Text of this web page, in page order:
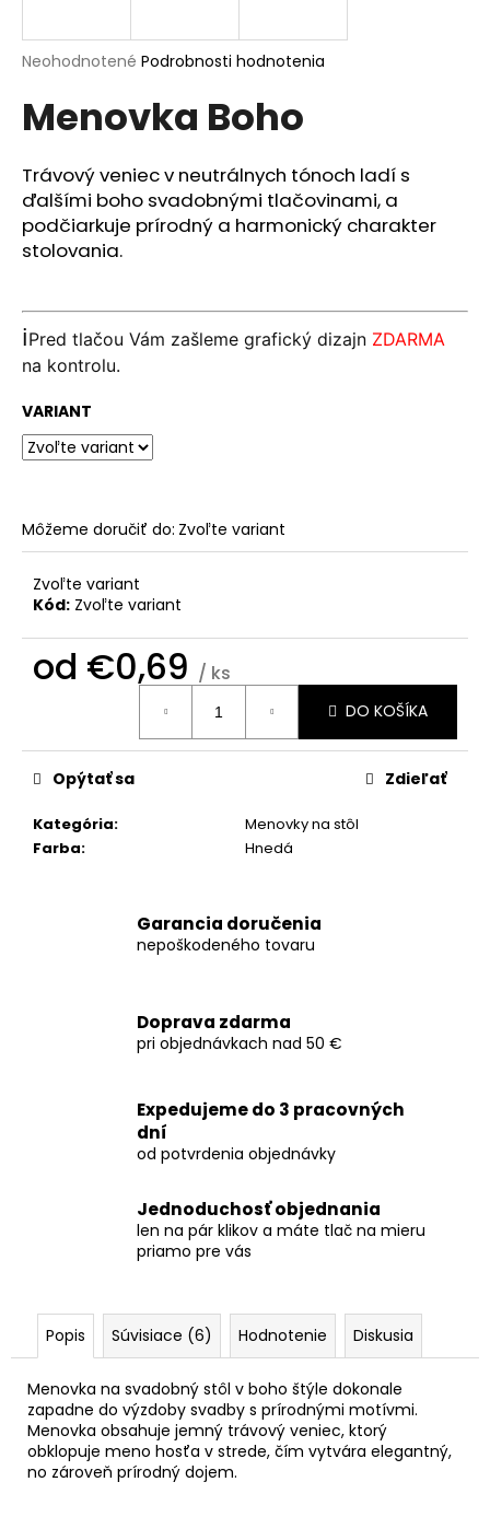
Priemerné
produktu
je
z
5
hviezdičiek.
Neohodnotené Podrobnosti hodnotenia
Menovka Boho
Trávový veniec v neutrálnych tónoch ladí s
ďalšími boho svadobnými tlačovinami, a
podčiarkuje prírodný a harmonický charakter
stolovania.
ℹ️Pred tlačou Vám zašleme grafický dizajn ZDARMA
na kontrolu.
VARIANT
Môžeme doručiť do: Zvoľte variant
Zvoľte variant
Kód: Zvoľte variant
od €0,69 / ks
DO KOŠÍKA
Kategória:
Menovky na stôl
Farba: Hnedá
Opýtať sa Zdieľať
Garancia doručenia
nepoškodeného tovaru
Doprava zdarma
pri objednávkach nad 50 €
Expedujeme do 3 pracovných
dní
od potvrdenia objednávky
Jednoduchosť objednania
len na pár klikov a máte tlač na mieru
priamo pre vás
Popis Súvisiace (6) Hodnotenie Diskusia
Menovka na svadobný stôl v boho štýle dokonale
zapadne do výzdoby svadby s prírodnými motívmi.
Menovka obsahuje jemný trávový veniec, ktorý
obklopuje meno hosťa v strede, čím vytvára elegantný,
no zároveň prírodný dojem.
j
ť
?
O
d
o
r
ú
a
m
€2,50